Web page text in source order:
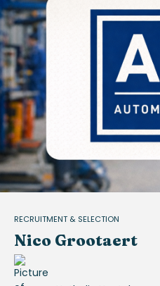
RECRUITMENT & SELECTION
Nico Grootaert